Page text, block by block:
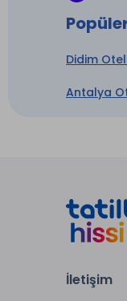
Didim
Antalya
İletişim